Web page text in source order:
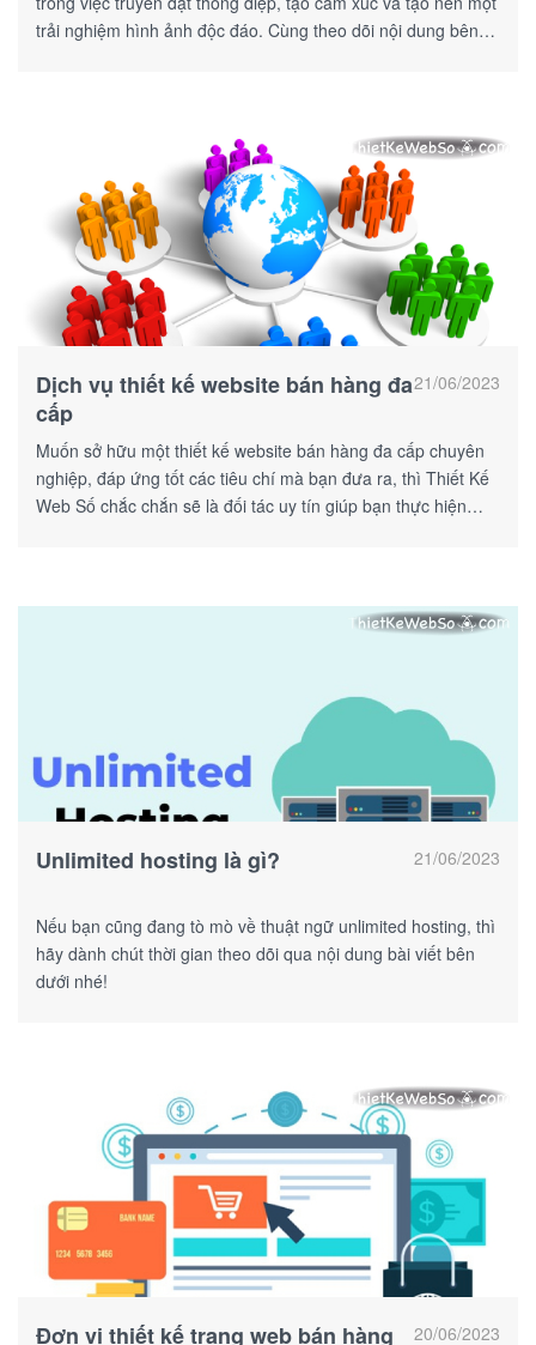
trải nghiệm hình ảnh độc đáo. Cùng theo dõi nội dung bên
21/06/2023
Dịch vụ thiết kế website bán hàng đa
cấp
Muốn sở hữu một thiết kế website bán hàng đa cấp chuyên
nghiệp, đáp ứng tốt các tiêu chí mà bạn đưa ra, thì Thiết Kế
Web Số chắc chắn sẽ là đối tác uy tín giúp bạn thực hiện
21/06/2023
Unlimited hosting là gì?
Nếu bạn cũng đang tò mò về thuật ngữ unlimited hosting, thì
hãy dành chút thời gian theo dõi qua nội dung bài viết bên
dưới nhé!
20/06/2023
Đơn vị thiết kế trang web bán hàng